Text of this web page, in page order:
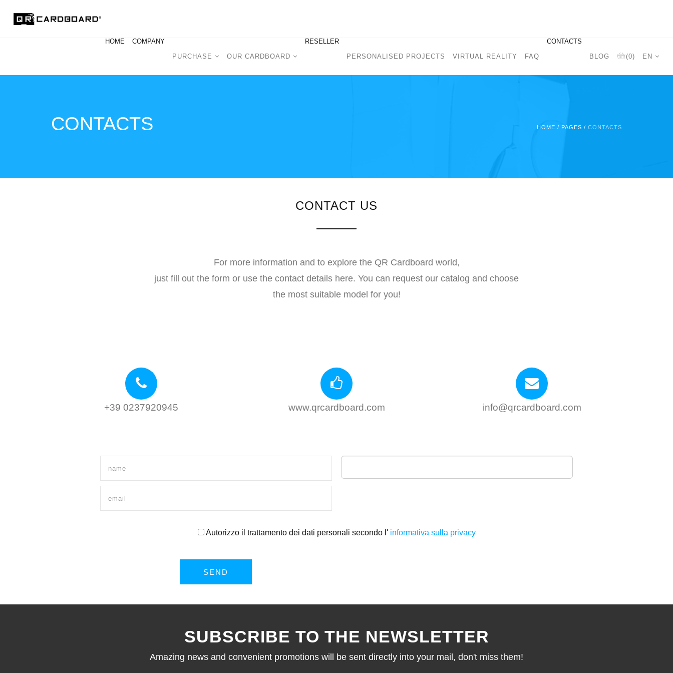
HOME
COMPANY
PURCHASE
OUR CARDBOARD
RESELLER
PERSONALISED PROJECTS
VIRTUAL REALITY FAQ
CONTACTS
BLOG
(0) EN
CONTACTS HOME / PAGES / CONTACTS
CONTACT US
For more information and to explore the QR Cardboard world,
just fill out the form or use the contact details here. You can request our catalog and choose
the most suitable model for you!
+39 0237920945 www.qrcardboard.com info@qrcardboard.com
Autorizzo il trattamento dei dati personali secondo l' informativa sulla privacy
SEND
SUBSCRIBE TO THE NEWSLETTER
Amazing news and convenient promotions will be sent directly into your mail, don't miss them!